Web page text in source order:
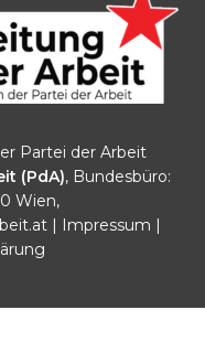
Partei der Arbeit
(PdA), Bundesbüro:
Wien,
| Impressum |